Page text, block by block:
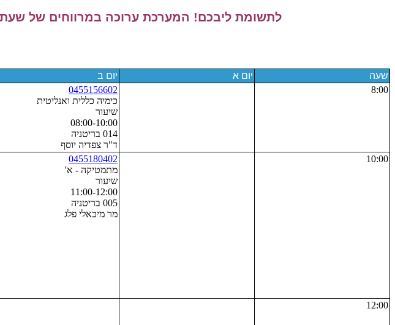
לתשומת ליבכם! המערכת ערוכה במרווחים של
שעה יום א יום ב
8:00
0455156602
כימיה כללית ואנליטית
שיעור
08:00-10:00
014 בריטניה
ד"ר צפדיה יוסף
10:00
0455180402
מתמטיקה - א'
שיעור
11:00-12:00
005 בריטניה
מר מיכאלי פלג
12:00